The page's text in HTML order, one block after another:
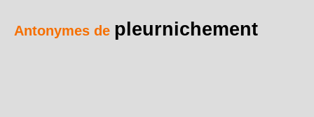
Antonymes de pleurnichement